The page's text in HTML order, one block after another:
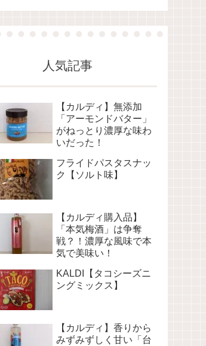
人気記事
【カルディ】無添加
「アーモンドバター」
がねっとり濃厚な味わ
いだった！
フライドパスタスナッ
ク【ソルト味】
【カルディ購入品】
「本気梅酒」は争奪
戦？！濃厚な風味で本
気で美味い！
KALDI【タコシーズニ
ングミックス】
【カルディ】香りから
みずみずしく甘い「台